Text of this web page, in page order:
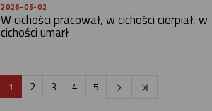
2026-05-02
W cichości pracował, w cichości cierpiał, w
cichości umarł
1 2 3 4 5